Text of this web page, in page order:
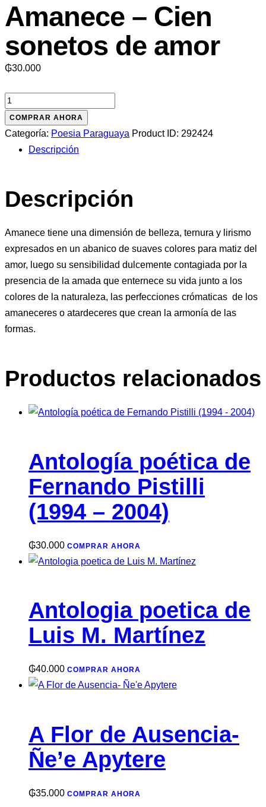
Amanece – Cien
sonetos de amor
₲30.000
Amanece
Cien
sonetos
cantidad
COMPRAR AHORA
Categoría: Poesia Paraguaya Product ID: 292424
Descripción
Descripción
Amanece tiene una dimensión de belleza, ternura y lirismo
expresados en un abanico de suaves colores para matiz del
amor, luego su sensibilidad dulcemente contagiada por la
presencia de la amada que enternece su vida junto a los
colores de la naturaleza, las perfecciones crómaticas de los
amaneceres o atardeceres que crean la armonía de las
formas.
Productos relacionados
Antología poética de
Fernando Pistilli
(1994 – 2004)
₲30.000 COMPRAR AHORA
Antologia poetica de
Luis M. Martínez
₲40.000 COMPRAR AHORA
A Flor de Ausencia-
Ñe’e Apytere
₲35.000 COMPRAR AHORA